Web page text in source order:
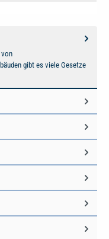
von
gibt es viele Gesetze